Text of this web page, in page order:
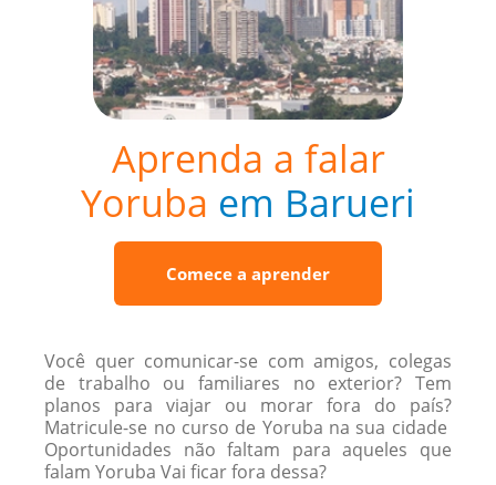
Aprenda a falar
Yoruba em Barueri
Comece a aprender
Você quer comunicar-se com amigos, colegas
de trabalho ou familiares no exterior? Tem
planos para viajar ou morar fora do país?
Matricule-se no curso de Yoruba na sua cidade
Oportunidades não faltam para aqueles que
falam Yoruba Vai ficar fora dessa?